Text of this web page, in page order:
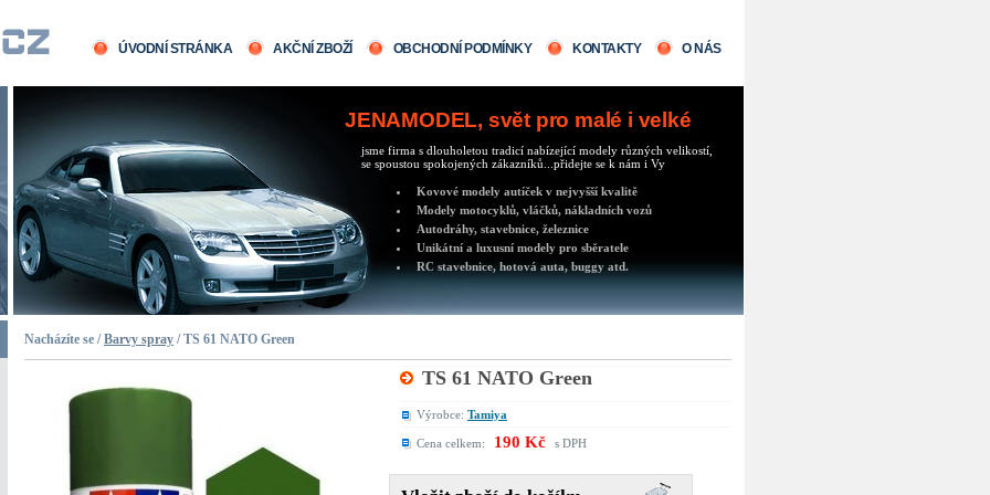
ÚVODNÍ STRÁNKA AKČNÍ ZBOŽÍ OBCHODNÍ PODMÍNKY KONTAKTY O NÁS
JENAMODEL, svět pro malé i velké
jsme firma s dlouholetou tradicí nabízející modely různých velikostí,
se spoustou spokojených zákazníků...přidejte se k nám i Vy
Kovové modely autíček v nejvyšší kvalitě
Modely motocyklů, vláčků, nákladních vozů
Autodráhy, stavebnice, železnice
Unikátní a luxusní modely pro sběratele
RC stavebnice, hotová auta, buggy atd.
Nacházíte se /Barvy spray / TS 61 NATO Green
TS 61 NATO Green
Výrobce: Tamiya
Cena celkem: 190 Kč s DPH